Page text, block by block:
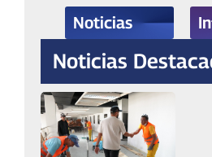
Noticias
Noticias